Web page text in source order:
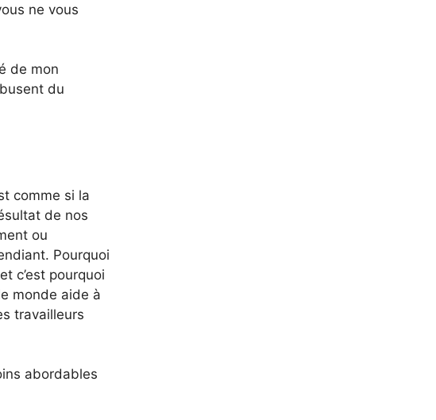
ne vous
de mon
du
comme si la
de nos
ou
Pourquoi
c’est pourquoi
monde aide à
travailleurs
abordables